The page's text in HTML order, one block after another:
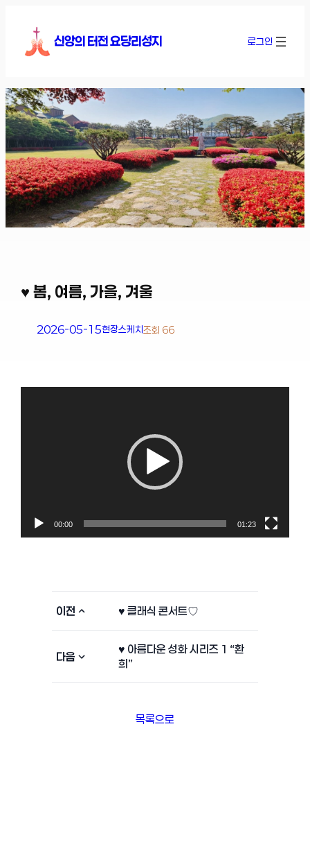
로
가
기
신앙의 터전 요당리성지 로그인
♥ 봄, 여름, 가을, 겨울
2026-05-15현장스케치조회 66
00:00 01:23
이전 ♥ 클래식 콘서트♡
다음
♥ 아름다운 성화 시리즈 1 “환
희”
목록으로